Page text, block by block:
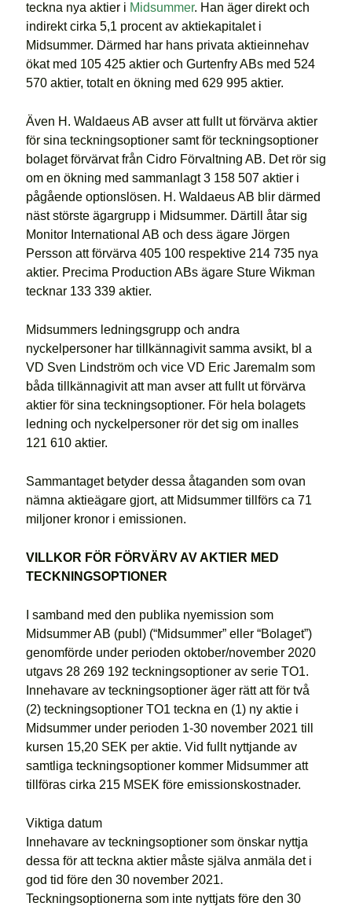
teckna nya aktier i Midsummer. Han äger direkt och
indirekt cirka 5,1 procent av aktiekapitalet i
Midsummer. Därmed har hans privata aktieinnehav
ökat med 105 425 aktier och Gurtenfry ABs med 524
570 aktier, totalt en ökning med 629 995 aktier.
Även H. Waldaeus AB avser att fullt ut förvärva aktier
för sina teckningsoptioner samt för teckningsoptioner
bolaget förvärvat från Cidro Förvaltning AB. Det rör sig
om en ökning med sammanlagt 3 158 507 aktier i
pågående optionslösen. H. Waldaeus AB blir därmed
näst störste ägargrupp i Midsummer. Därtill åtar sig
Monitor International AB och dess ägare Jörgen
Persson att förvärva 405 100 respektive 214 735 nya
aktier. Precima Production ABs ägare Sture Wikman
tecknar 133 339 aktier.
Midsummers ledningsgrupp och andra
nyckelpersoner har tillkännagivit samma avsikt, bl a
VD Sven Lindström och vice VD Eric Jaremalm som
båda tillkännagivit att man avser att fullt ut förvärva
aktier för sina teckningsoptioner. För hela bolagets
ledning och nyckelpersoner rör det sig om inalles
121 610 aktier.
Sammantaget betyder dessa åtaganden som ovan
nämna aktieägare gjort, att Midsummer tillförs ca 71
miljoner kronor i emissionen.
VILLKOR FÖR FÖRVÄRV AV AKTIER MED
TECKNINGSOPTIONER
I samband med den publika nyemission som
Midsummer AB (publ) (“Midsummer” eller “Bolaget”)
genomförde under perioden oktober/november 2020
utgavs 28 269 192 teckningsoptioner av serie TO1.
Innehavare av teckningsoptioner äger rätt att för två
(2) teckningsoptioner TO1 teckna en (1) ny aktie i
Midsummer under perioden 1-30 november 2021 till
kursen 15,20 SEK per aktie. Vid fullt nyttjande av
samtliga teckningsoptioner kommer Midsummer att
tillföras cirka 215 MSEK före emissionskostnader.
Viktiga datum
Innehavare av teckningsoptioner som önskar nyttja
dessa för att teckna aktier måste själva anmäla det i
god tid före den 30 november 2021.
Teckningsoptionerna som inte nyttjats före den 30